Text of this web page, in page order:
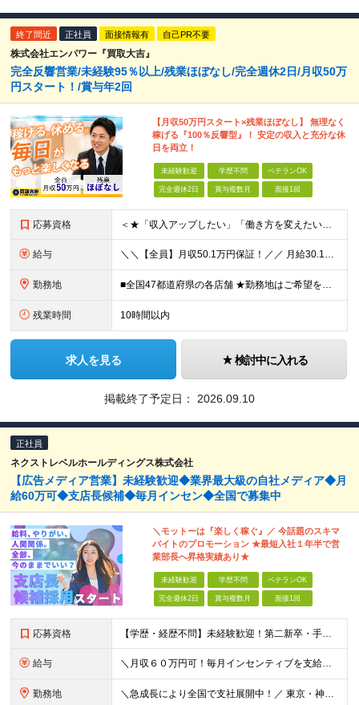
終了間近 正社員 面接情報有 自己PR不要
株式会社エンパワー『買取大吉』
完全反響営業/未経験95％以上/残業ほぼなし/完全週休2日/月収50万
円スタート！/賞与年2回
【月収50万円スタート×残業ほぼなし】 無理なく
稼げる『100％反響型』！ 安定の収入と充分な休
日を両立！
未経験歓迎 学歴不問 ベテランOK
完全週休2日 賞与複数月 面接1回
応募資格 ＜★「収入アップしたい」「働き方を変えたい」「スキルを身につけたい」方、大歓迎！★＞ ◆未経験OK ◆学歴不問・第二新卒歓迎 ◆社会人経験1年以上 ★100％人柄、意欲重視の採用です 「新しい環境で
給与 ＼＼【全員】月収50.1万円保証！／／ 月給30.1万円＋インセン＋特別手当20万円(半年間)＋賞与 ※経験者は優遇いたします（研修も免除の場合有） ※固定残業代:7万4000円以上/月45時間分
勤務地 ■全国47都道府県の各店舗 ★勤務地はご希望を考慮の上、決定します ★今後も店舗を全国に拡大していきます ★U・Iターン歓迎（社宅あり） ★マイカー通勤OK（地域により規定あり。詳細はお問合せくださ
残業時間 10時間以内
求人を見る 検討中に入れる
掲載終了予定日： 2026.09.10
正社員
ネクストレベルホールディングス株式会社
【広告メディア営業】未経験歓迎◆業界最大級の自社メディア◆月
給60万可◆支店長候補◆毎月インセン◆全国で募集中
＼モットーは『楽しく稼ぐ』／ 今話題のスキマ
バイトのプロモーション ★最短⼊社１年半で営
業部⻑へ昇格実績あり★
未経験歓迎 学歴不問 ベテランOK
完全週休2日 賞与複数月 面接1回
応募資格 【学歴・経歴不問】未経験歓迎！第⼆新卒・⼿に職をつけたい・新たな挑戦者⼤歓迎！⼈柄・意欲重視の採⽤♪ ＼これまでの経験・スキルは⼀切不問／ 新たな⼀歩を全⼒で応援します！ ★経歴・学歴不問 ★未経
給与 ＼⽉収６０万円可！毎⽉インセンティブを⽀給／ ⽉給３０万円〜+ダブルインセンティブ（個⼈+⽀店達成率に応じて） ※営業⼿当含む ▼下記固定残業代を含みます ・関東圏：5万8000円〜（⽉36h分）＋
勤務地 ＼急成⻑により全国で⽀社展開中！／ 東京・神奈川・埼⽟・千葉・⼤阪・名古屋・神⼾・新潟・⾦沢・京都・広島・福岡などで募集中！ ★東京、⼤阪、名古屋、福岡は急募のため、特に選考優遇します★ ◎勤務地は